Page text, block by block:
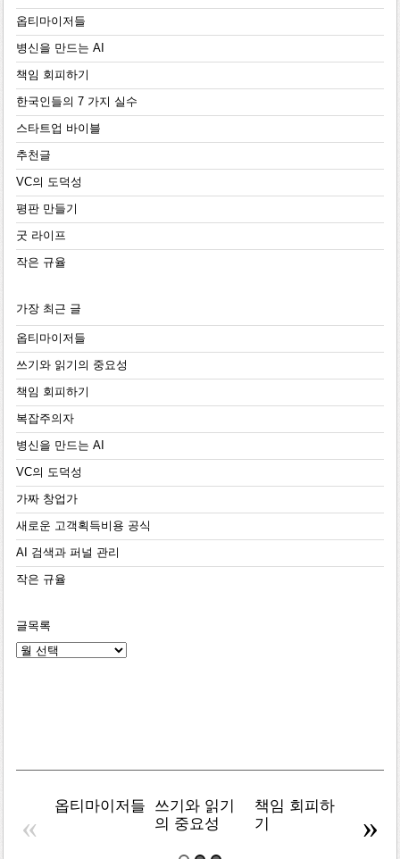
옵티마이저들
병신을 만드는 AI
책임 회피하기
한국인들의 7 가지 실수
스타트업 바이블
추천글
VC의 도덕성
평판 만들기
굿 라이프
작은 규율
가장 최근 글
옵티마이저들
쓰기와 읽기의 중요성
책임 회피하기
복잡주의자
병신을 만드는 AI
VC의 도덕성
가짜 창업가
새로운 고객획득비용 공식
AI 검색과 퍼널 관리
작은 규율
글목록
글
옵티마이저들
쓰기와 읽기
의 중요성
책임 회피하
기
« »